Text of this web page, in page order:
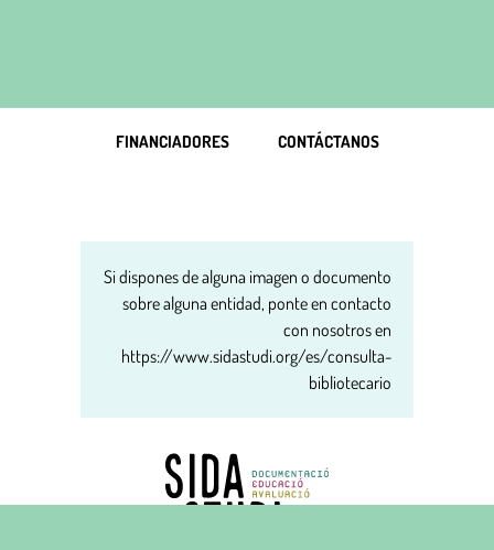
FINANCIADORES CONTÁCTANOS
Si dispones de alguna imagen o documento
sobre alguna entidad, ponte en contacto
con nosotros en
https://www.sidastudi.org/es/consulta-
bibliotecario